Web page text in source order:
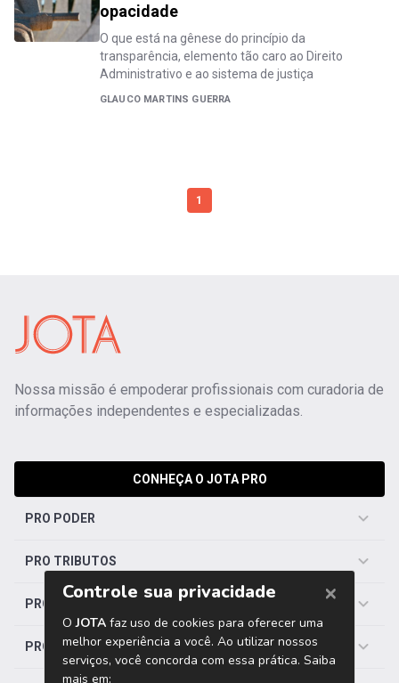
opacidade
O que está na gênese do princípio da
transparência, elemento tão caro ao Direito
Administrativo e ao sistema de justiça
GLAUCO MARTINS GUERRA
1
Nossa missão é empoderar profissionais com curadoria de
informações independentes e especializadas.
CONHEÇA O JOTA PRO
PRO PODER
PRO TRIBUTOS
PRO TRABALHISTA
PRO SAÚDE